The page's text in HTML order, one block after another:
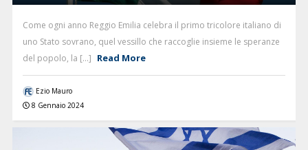
Come ogni anno Reggio Emilia celebra il primo tricolore italiano di
uno Stato sovrano, quel vessillo che raccoglie insieme le speranze
del popolo, la [...] Read More
Ezio Mauro
8 Gennaio 2024